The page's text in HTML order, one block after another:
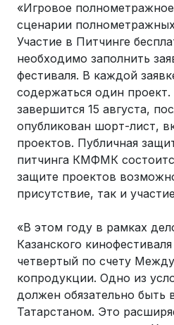
«Игровое
сценарии
Участие в Питчинге
необходимо заполнить
фестиваля. В каждой
содержаться один
завершится 15 августа,
опубликован шорт-лист,
проектов. Публичная
питчинга КМФМК
защите проектов
присутствие, так и
«В этом году в рамках
Казанского
четвертый по счету
копродукции. Одно из
должен обязательно быть
Татарстаном. Это